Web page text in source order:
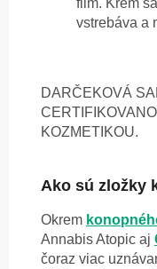
film. Krém
vstrebáva a
DARČEKOVÁ
KOZMETIKOU.
Ako sú zložky
Okrem
Annabis Atopic aj
čoraz viac